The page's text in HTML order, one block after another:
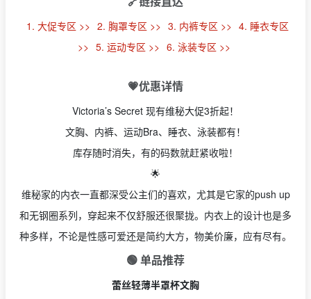
1. 大促专区 >> 2. 胸罩专区 >> 3. 内裤专区 >> 4. 睡衣专区
>> 5. 运动专区 >> 6. 泳装专区 >>
💗优惠详情
Victoria’s Secret 现有维秘大促3折起！
文胸、内裤、运动Bra、睡衣、泳装都有！
库存随时消失，有的码数就赶紧收啦！
🌟
维秘家的内衣一直都深受公主们的喜欢，尤其是它家的push up
和无钢圈系列，穿起来不仅舒服还很聚拢。内衣上的设计也是多
种多样，不论是性感可爱还是简约大方，物美价廉，应有尽有。
🟢 单品推荐
蕾丝轻薄半罩杯文胸